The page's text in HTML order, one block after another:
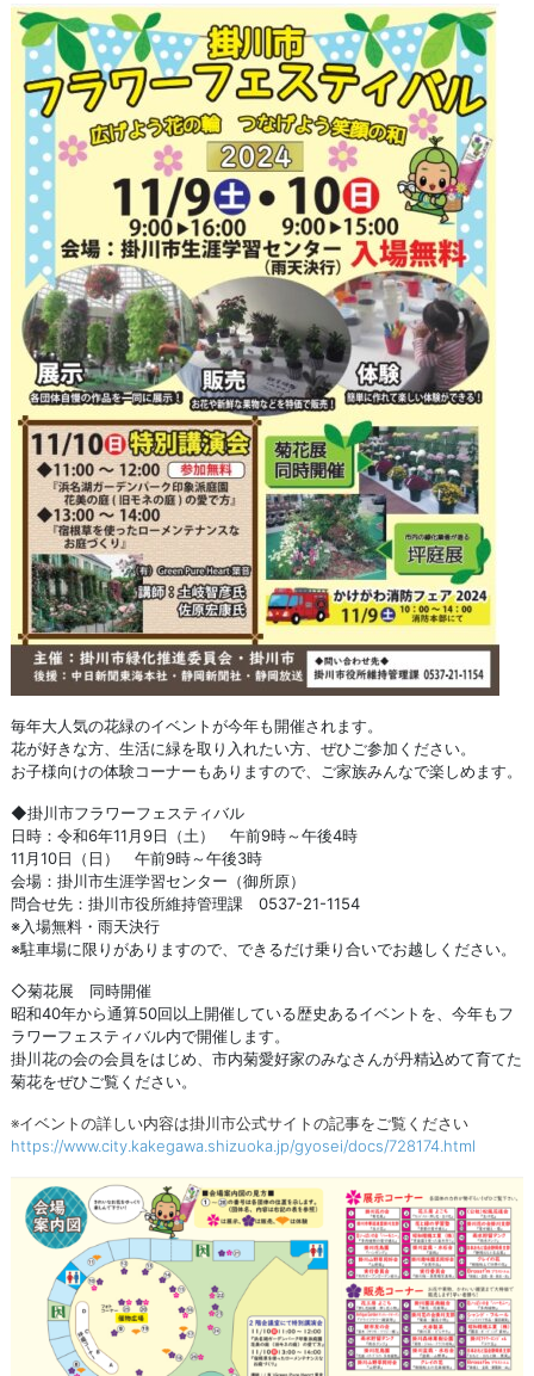
毎年大人気の花緑のイベントが今年も開催されます。
花が好きな方、生活に緑を取り入れたい方、ぜひご参加ください。
お子様向けの体験コーナーもありますので、ご家族みんなで楽しめます。
◆掛川市フラワーフェスティバル
日時：令和6年11月9日（土） 午前9時～午後4時
11月10日（日） 午前9時～午後3時
会場：掛川市生涯学習センター（御所原）
問合せ先：掛川市役所維持管理課 0537-21-1154
※入場無料・雨天決行
※駐車場に限りがありますので、できるだけ乗り合いでお越しください。
◇菊花展 同時開催
昭和40年から通算50回以上開催している歴史あるイベントを、今年もフ
ラワーフェスティバル内で開催します。
掛川花の会の会員をはじめ、市内菊愛好家のみなさんが丹精込めて育てた
菊花をぜひご覧ください。
※イベントの詳しい内容は掛川市公式サイトの記事をご覧ください
https://www.city.kakegawa.shizuoka.jp/gyosei/docs/728174.html